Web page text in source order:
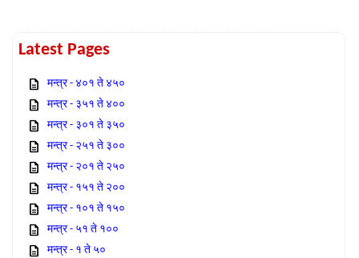
Latest Pages
मन्त्र - ४०१ ते ४५०
मन्त्र - ३५१ ते ४००
मन्त्र - ३०१ ते ३५०
मन्त्र - २५१ ते ३००
मन्त्र - २०१ ते २५०
मन्त्र - १५१ ते २००
मन्त्र - १०१ ते १५०
मन्त्र - ५१ ते १००
मन्त्र - १ ते ५०